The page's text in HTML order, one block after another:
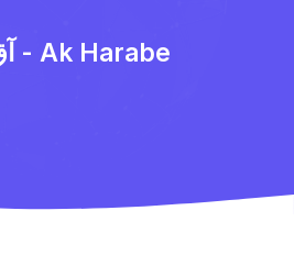
آق خرابه - Ak Harabe